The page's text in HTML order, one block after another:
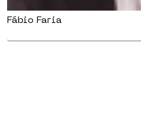
Fábio Faria